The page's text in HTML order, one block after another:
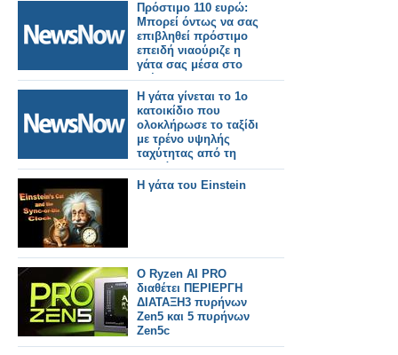
Πρόστιμο 110 ευρώ:
Μπορεί όντως να σας
επιβληθεί πρόστιμο
επειδή νιαούριζε η
γάτα σας μέσα στο
τρένο;
Η γάτα γίνεται το 1ο
κατοικίδιο που
ολοκλήρωσε το ταξίδι
με τρένο υψηλής
ταχύτητας από τη
Σαγκάη στη
Ναντζίνγκ!
Η γάτα του Einstein
Ο Ryzen AI PRO
διαθέτει ΠΕΡΙΕΡΓΗ
ΔΙΑΤΑΞΗ3 πυρήνων
Zen5 και 5 πυρήνων
Zen5c